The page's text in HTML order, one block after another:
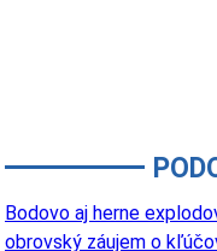
Bodovo aj herne
obrovský záujem o